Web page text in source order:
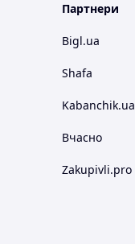
Партнери
Bigl.ua
Shafa
Kabanchik.ua
Вчасно
Zakupivli.pro